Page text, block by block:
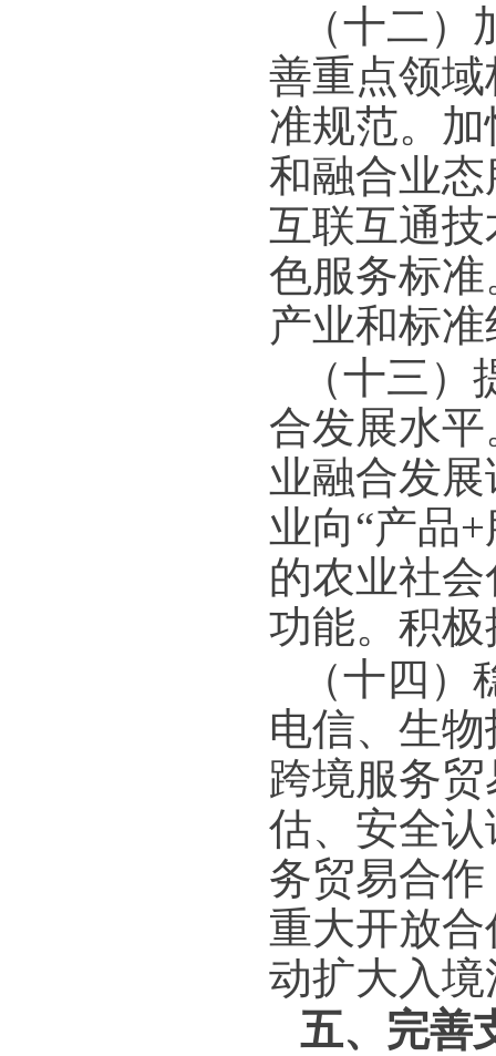
（十二
善重点领
准规范。
和融合业
互联互通
色服务标
产业和标
（十三
合发展水平
业融合发
业向“产品
的农业社
功能。积
（十四
电信、生
跨境服务
估、安全
务贸易合
重大开放
动扩大入
五、完善